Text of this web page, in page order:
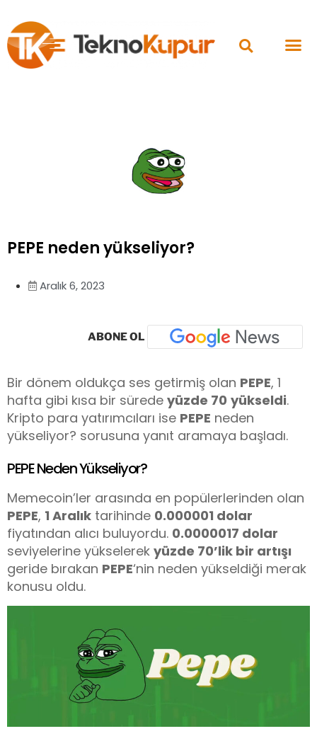
PEPE neden yükseliyor?
Aralık 6, 2023
ABONE OL
Bir dönem oldukça ses getirmiş olan PEPE, 1
hafta gibi kısa bir sürede yüzde 70 yükseldi.
Kripto para yatırımcıları ise PEPE neden
yükseliyor? sorusuna yanıt aramaya başladı.
PEPE Neden Yükseliyor?
Memecoin’ler arasında en popülerlerinden olan
PEPE, 1 Aralık tarihinde 0.000001 dolar
fiyatından alıcı buluyordu. 0.0000017 dolar
seviyelerine yükselerek yüzde 70’lik bir artışı
geride bırakan PEPE‘nin neden yükseldiği merak
konusu oldu.